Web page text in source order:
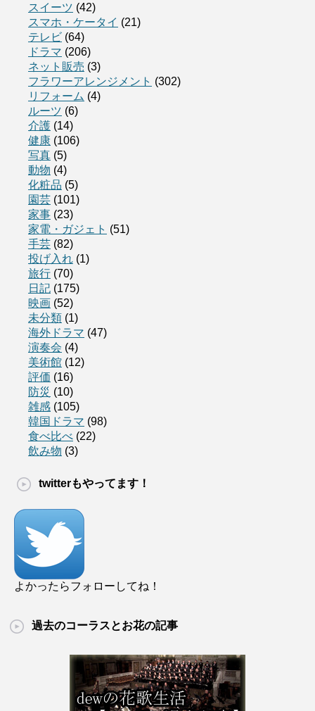
スイーツ (42)
スマホ・ケータイ (21)
テレビ (64)
ドラマ (206)
ネット販売 (3)
フラワーアレンジメント (302)
リフォーム (4)
ルーツ (6)
介護 (14)
健康 (106)
写真 (5)
動物 (4)
化粧品 (5)
園芸 (101)
家事 (23)
家電・ガジェト (51)
手芸 (82)
投げ入れ (1)
旅行 (70)
日記 (175)
映画 (52)
未分類 (1)
海外ドラマ (47)
演奏会 (4)
美術館 (12)
評価 (16)
防災 (10)
雑感 (105)
韓国ドラマ (98)
食べ比べ (22)
飲み物 (3)
twitterもやってます！
よかったらフォローしてね！
過去のコーラスとお花の記事